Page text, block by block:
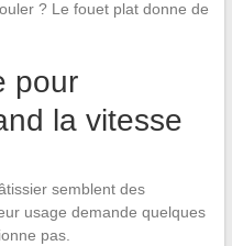
? Le fouet plat donne de
pour
la vitesse
semblent des
usage demande quelques
pas.